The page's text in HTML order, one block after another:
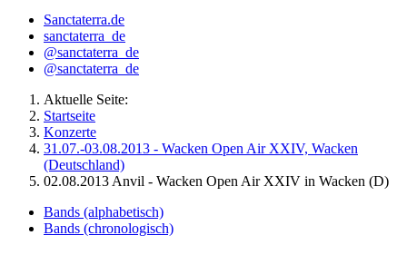
Sanctaterra.de
sanctaterra_de
@sanctaterra_de
@sanctaterra_de
Aktuelle Seite:
Startseite
Konzerte
31.07.-03.08.2013 - Wacken Open Air XXIV, Wacken
(Deutschland)
02.08.2013 Anvil - Wacken Open Air XXIV in Wacken (D)
Bands (alphabetisch)
Bands (chronologisch)